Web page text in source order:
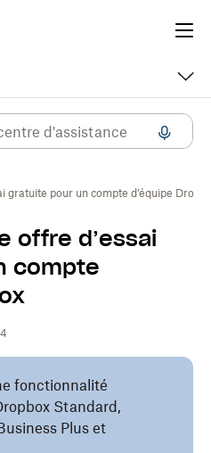
gratuite pour un compte d’équipe
offre d’essai
compte
fonctionnalité
Standard,
Plus et